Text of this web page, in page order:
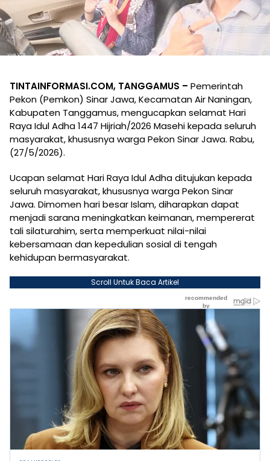
TINTAINFORMASI.COM, TANGGAMUS – Pemerintah
Pekon (Pemkon) Sinar Jawa, Kecamatan Air Naningan,
Kabupaten Tanggamus, mengucapkan selamat Hari
Raya Idul Adha 1447 Hijriah/2026 Masehi kepada seluruh
masyarakat, khususnya warga Pekon Sinar Jawa. Rabu,
(27/5/2026).
Ucapan selamat Hari Raya Idul Adha ditujukan kepada
seluruh masyarakat, khususnya warga Pekon Sinar
Jawa. Dimomen hari besar Islam, diharapkan dapat
menjadi sarana meningkatkan keimanan, mempererat
tali silaturahim, serta memperkuat nilai-nilai
kebersamaan dan kepedulian sosial di tengah
kehidupan bermasyarakat.
Scroll Untuk Baca Artikel